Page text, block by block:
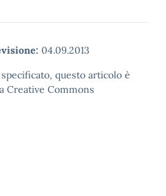
04.09.2013
questo articolo è
Creative Commons